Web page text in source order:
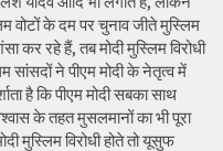
वोटों के दम पर चुनाव जीते मुस्लिम
कर रहे हैं, तब मोदी मुस्लिम विरोधी
सांसदों ने पीएम मोदी के नेतृत्व में
है कि पीएम मोदी सबका साथ
के तहत मुसलमानों का भी पूरा
मुस्लिम विरोधी होते तो यूसुफ